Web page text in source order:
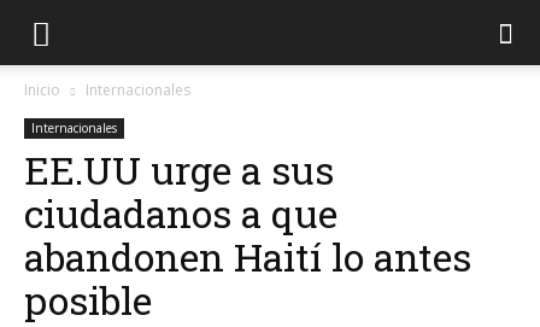
Inicio Internacionales
Internacionales
EE.UU urge a sus
ciudadanos a que
abandonen Haití lo antes
posible